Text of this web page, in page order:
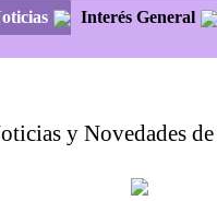
Interés General
y Novedades